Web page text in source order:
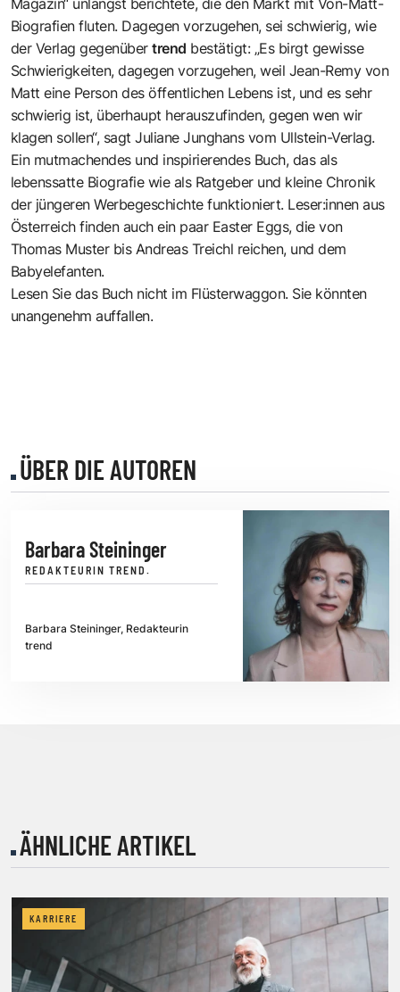
Magazin“ unlängst berichtete, die den Markt mit Von-Matt-
Biografien fluten. Dagegen vorzugehen, sei schwierig, wie
der Verlag gegenübertrend bestätigt: „Es birgt gewisse
Schwierigkeiten, dagegen vorzugehen, weil Jean-Remy von
Matt eine Person des öffentlichen Lebens ist, und es sehr
schwierig ist, überhaupt herauszufinden, gegen wen wir
klagen sollen“, sagt Juliane Junghans vom Ullstein-Verlag.
Ein mutmachendes und inspirierendes Buch, das als
lebenssatte Biografie wie als Ratgeber und kleine Chronik
der jüngeren Werbegeschichte funktioniert. Leser:innen aus
Österreich finden auch ein paar Easter Eggs, die von
Thomas Muster bis Andreas Treichl reichen, und dem
Babyelefanten.
Lesen Sie das Buch nicht im Flüsterwaggon. Sie könnten
unangenehm auffallen.
ÜBER DIE AUTOREN
Barbara Steininger
REDAKTEURIN TREND.
Barbara Steininger, Redakteurin
trend
ÄHNLICHE ARTIKEL
KARRIERE